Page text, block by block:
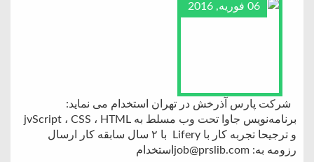
06 فوریه, 2016
شرکت پارس آذرخش در تهران استخدام می نماید:
برنامه‌نویس جاوا تحت وب مسلط به jvScript ، CSS ، HTML
و ترجیحا تجربه کار با Lifery با ۲ سال سابقه کار ارسال
رزومه به: job@prslib.comاستخدام